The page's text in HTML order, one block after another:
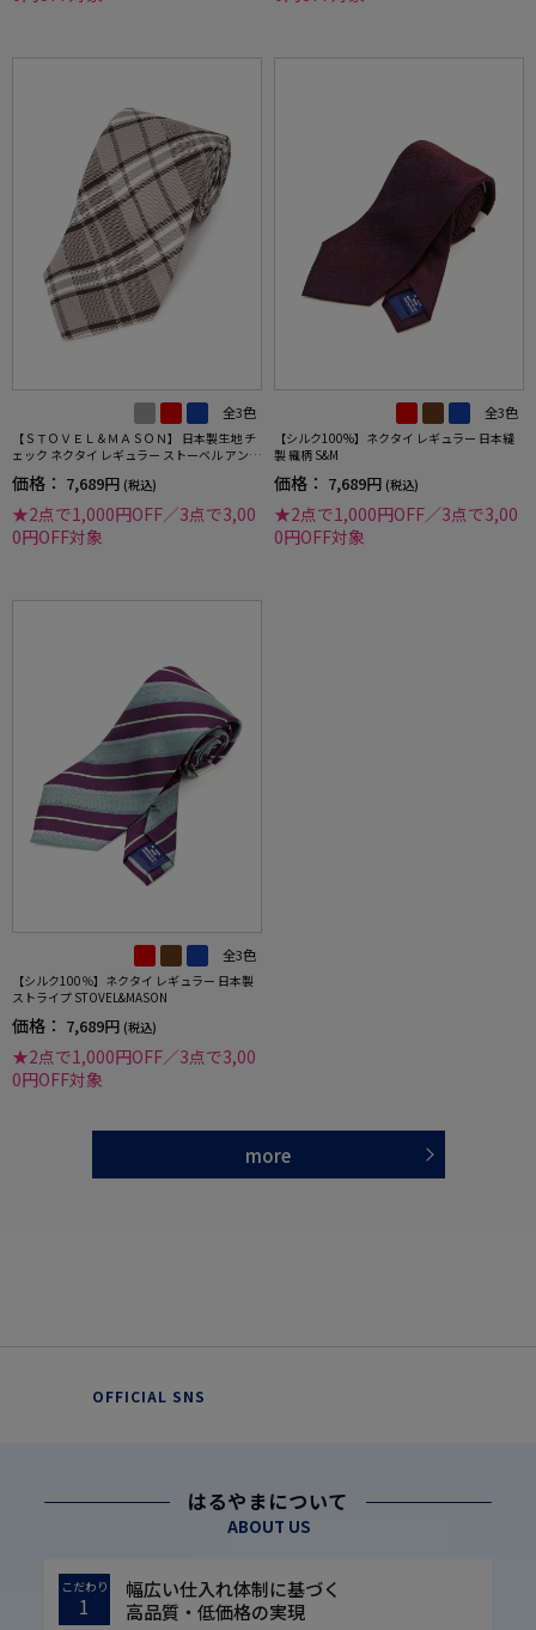
全3色
【ＳＴＯＶＥＬ＆ＭＡＳＯＮ】 日本製生地 チ
ェック ネクタイ レギュラー ストーベル アンド
メイソン 春夏
価格： 7,689円 (税込)
★2点で1,000円OFF／3点で3,00
0円OFF対象
全3色
【シルク100%】ネクタイ レギュラー 日本縫
製 織柄 S&M
価格： 7,689円 (税込)
★2点で1,000円OFF／3点で3,00
0円OFF対象
全3色
【シルク100％】ネクタイ レギュラー 日本製
ストライプ STOVEL&MASON
価格： 7,689円 (税込)
★2点で1,000円OFF／3点で3,00
0円OFF対象
more
OFFICIAL SNS
はるやまについて
ABOUT US
こだわり
1
幅広い仕入れ体制に基づく
高品質・低価格の実現